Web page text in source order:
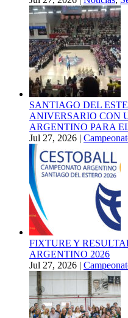
SANTIAGO DEL
ANIVERSARIO CON
ARGENTINO PARA
Jul 27, 2026 |
FIXTURE Y
ARGENTINO 2026
Jul 27, 2026 |